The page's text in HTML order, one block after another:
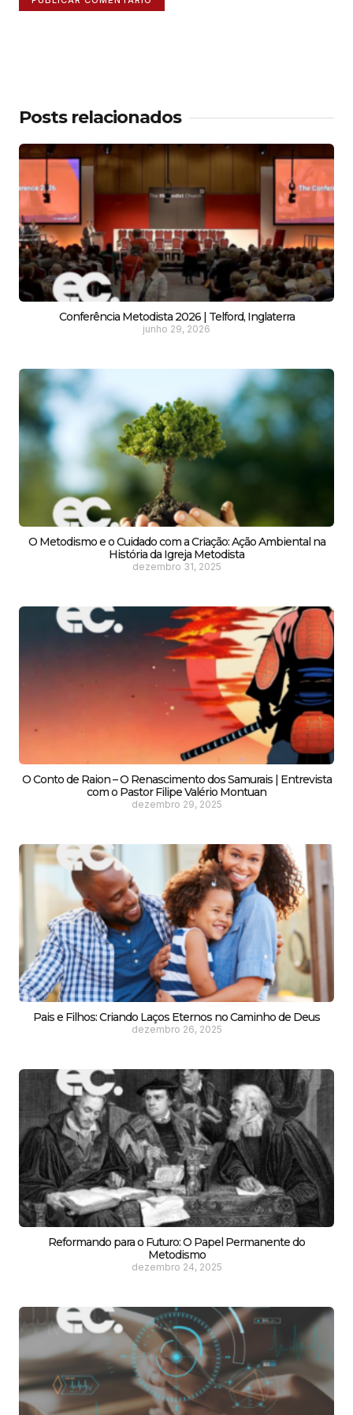
Posts relacionados
Conferência Metodista 2026 | Telford, Inglaterra
junho 29, 2026
O Metodismo e o Cuidado com a Criação: Ação Ambiental na
História da Igreja Metodista
dezembro 31, 2025
O Conto de Raion – O Renascimento dos Samurais | Entrevista
com o Pastor Filipe Valério Montuan
dezembro 29, 2025
Pais e Filhos: Criando Laços Eternos no Caminho de Deus
dezembro 26, 2025
Reformando para o Futuro: O Papel Permanente do
Metodismo
dezembro 24, 2025